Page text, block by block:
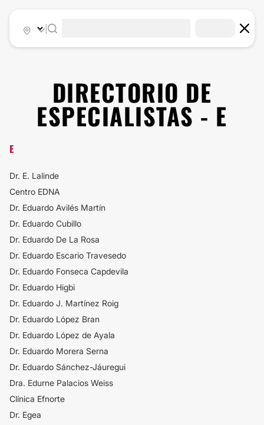
DIRECTORIO DE
ESPECIALISTAS - E
E
Dr. E. Lalinde
Centro EDNA
Dr. Eduardo Avilés Martín
Dr. Eduardo Cubillo
Dr. Eduardo De La Rosa
Dr. Eduardo Escario Travesedo
Dr. Eduardo Fonseca Capdevila
Dr. Eduardo Higbi
Dr. Eduardo J. Martínez Roig
Dr. Eduardo López Bran
Dr. Eduardo López de Ayala
Dr. Eduardo Morera Serna
Dr. Eduardo Sánchez-Jáuregui
Dra. Edurne Palacios Weiss
Clínica Efnorte
Dr. Egea